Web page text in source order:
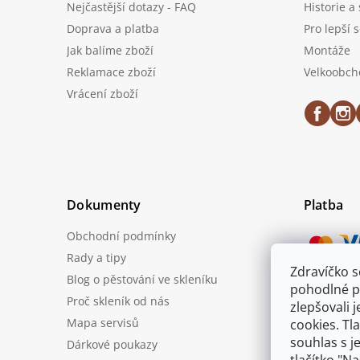
Zdravíčko
pohodlné
zlepšovali
cookies.
souhlas s
Nejčastější dotazy - FAQ
Doprava a platba
Jak balíme zboží
Reklamace zboží
Vrácení zboží
Historie a
Pro lepší
Montáže
Dokumenty
Obchodní podmínky
Rady a tipy
Blog o pěstování ve skleníku
Proč skleník od nás
Mapa servisů
Dárkové poukazy
Platba